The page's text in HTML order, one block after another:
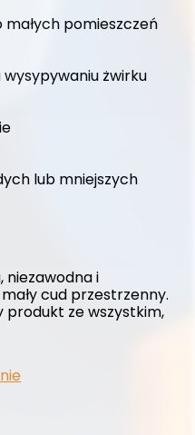
pomieszczeń
żwirku
lub mniejszych
niezawodna i
cud przestrzenny.
produkt ze wszystkim,